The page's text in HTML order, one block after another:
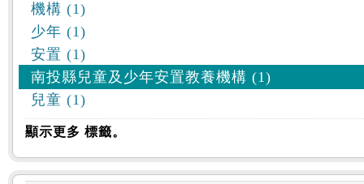
機構 (1)
少年 (1)
安置 (1)
南投縣兒童及少年安置教養機構 (1)
兒童 (1)
顯示更多 標籤。